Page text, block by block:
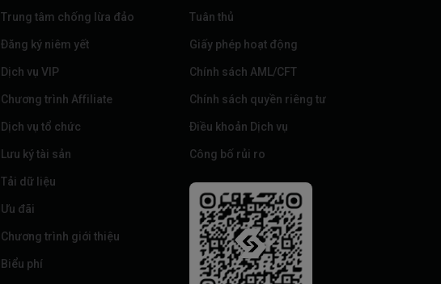
Trung tâm chống lừa đảo
Đăng ký niêm yết
Dịch vụ VIP
Chương trình Affiliate
Dịch vụ tổ chức
Lưu ký tài sản
Tải dữ liệu
Ưu đãi
Chương trình giới thiệu
Biểu phí
Tuân thủ
Giấy phép hoạt động
Chính sách AML/CFT
Chính sách quyền riêng tư
Điều khoản Dịch vụ
Công bố rủi ro